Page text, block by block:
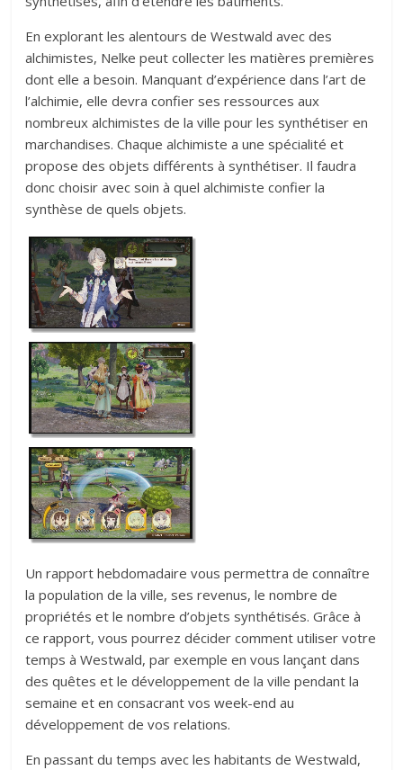
En explorant les alentours de Westwald avec des
alchimistes, Nelke peut collecter les matières premières
dont elle a besoin. Manquant d’expérience dans l’art de
l’alchimie, elle devra confier ses ressources aux
nombreux alchimistes de la ville pour les synthétiser en
marchandises. Chaque alchimiste a une spécialité et
propose des objets différents à synthétiser. Il faudra
donc choisir avec soin à quel alchimiste confier la
synthèse de quels objets.
Un rapport hebdomadaire vous permettra de connaître
la population de la ville, ses revenus, le nombre de
propriétés et le nombre d’objets synthétisés. Grâce à
ce rapport, vous pourrez décider comment utiliser votre
temps à Westwald, par exemple en vous lançant dans
des quêtes et le développement de la ville pendant la
semaine et en consacrant vos week-end au
développement de vos relations.
En passant du temps avec les habitants de Westwald,